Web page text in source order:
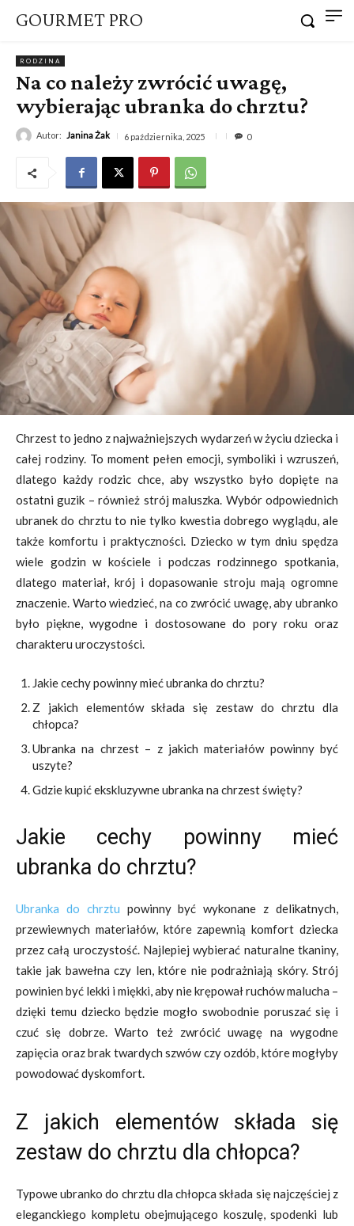
GOURMET PRO
RODZINA
Na co należy zwrócić uwagę,
wybierając ubranka do chrztu?
Autor: Janina Żak 6 października, 2025 0
Chrzest to jedno z najważniejszych wydarzeń w życiu dziecka i
całej rodziny. To moment pełen emocji, symboliki i wzruszeń,
dlatego każdy rodzic chce, aby wszystko było dopięte na
ostatni guzik – również strój maluszka. Wybór odpowiednich
ubranek do chrztu to nie tylko kwestia dobrego wyglądu, ale
także komfortu i praktyczności. Dziecko w tym dniu spędza
wiele godzin w kościele i podczas rodzinnego spotkania,
dlatego materiał, krój i dopasowanie stroju mają ogromne
znaczenie. Warto wiedzieć, na co zwrócić uwagę, aby ubranko
było piękne, wygodne i dostosowane do pory roku oraz
charakteru uroczystości.
Jakie cechy powinny mieć ubranka do chrztu?
Z jakich elementów składa się zestaw do chrztu dla
chłopca?
Ubranka na chrzest – z jakich materiałów powinny być
uszyte?
Gdzie kupić ekskluzywne ubranka na chrzest święty?
Jakie cechy powinny mieć
ubranka do chrztu?
Ubranka do chrztu powinny być wykonane z delikatnych,
przewiewnych materiałów, które zapewnią komfort dziecka
przez całą uroczystość. Najlepiej wybierać naturalne tkaniny,
takie jak bawełna czy len, które nie podrażniają skóry. Strój
powinien być lekki i miękki, aby nie krępował ruchów malucha –
dzięki temu dziecko będzie mogło swobodnie poruszać się i
czuć się dobrze. Warto też zwrócić uwagę na wygodne
zapięcia oraz brak twardych szwów czy ozdób, które mogłyby
powodować dyskomfort.
Z jakich elementów składa się
zestaw do chrztu dla chłopca?
Typowe ubranko do chrztu dla chłopca składa się najczęściej z
eleganckiego kompletu obejmującego koszulę, spodenki lub